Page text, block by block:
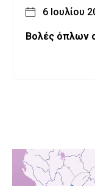
6 Ιουλίου
Βολές όπλων